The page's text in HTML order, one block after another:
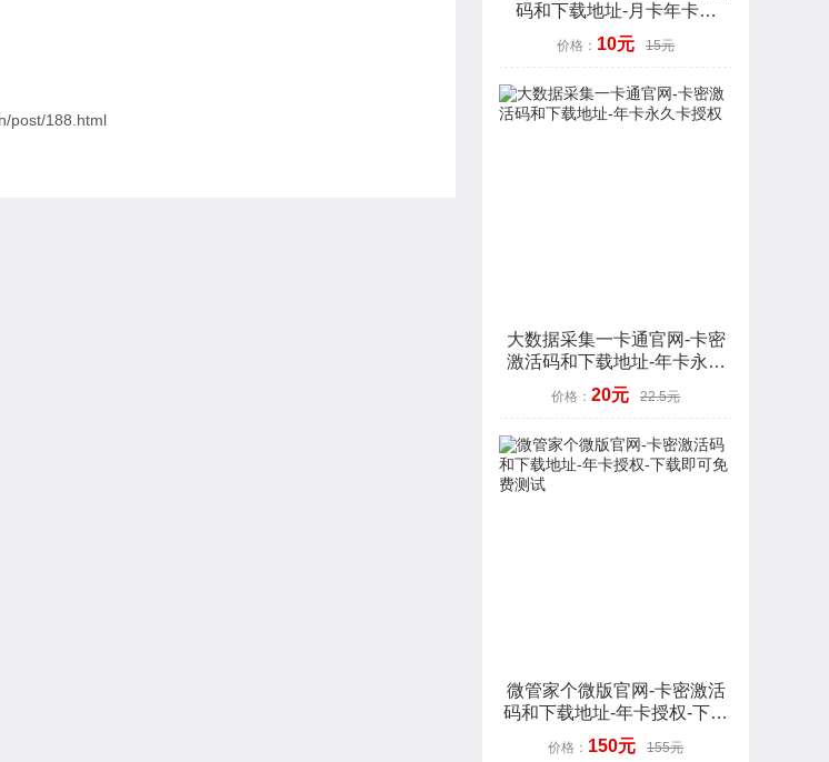
post/188.html
码和下载地址-月卡年卡授
权-7天退换
价格： 10元 15元
大数据采集一卡通官网-卡密
激活码和下载地址-年卡永久
卡授权
价格： 20元 22.5元
微管家个微版官网-卡密激活
码和下载地址-年卡授权-下载
即可免费测试
价格： 150元 155元